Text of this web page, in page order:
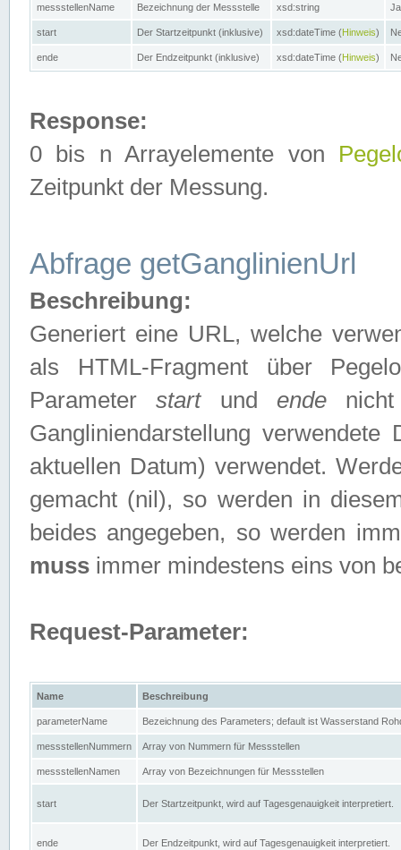
messstellenName Bezeichnung der Messstelle xsd:string Ja
start Der Startzeitpunkt (inklusive) xsd:dateTime (Hinweis)
ende Der Endzeitpunkt (inklusive) xsd:dateTime (Hinweis)
Response:
0 bis n Arrayelemente von
Zeitpunkt der Messung.
Abfrage getGanglinienUrl
Beschreibung:
Generiert eine URL, welche
als HTML-Fragment über
Parameterstartund endenicht
Gangliniendarstellung
aktuellen Datum) verwendet.
gemacht (nil), so werden in
beides angegeben, so werden
muss immer mindestens eins von
Request-Parameter:
Name Beschreibung
parameterName Bezeichnung des Parameters; default ist Wasserstand
messstellenNummern Array von Nummern für Messstellen
messstellenNamen Array von Bezeichnungen für Messstellen
start Der Startzeitpunkt, wird auf Tagesgenauigkeit interpretiert.
ende Der Endzeitpunkt, wird auf Tagesgenauigkeit interpretiert.